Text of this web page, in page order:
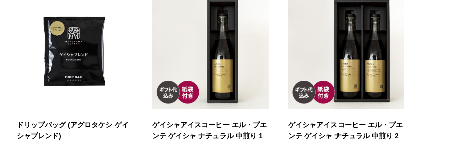
ドリップバッグ (アグロタケシ ゲイ
シャブレンド)
ゲイシャアイスコーヒー エル・プエ
ンテ ゲイシャ ナチュラル 中煎り 1
ゲイシャアイスコーヒー エル・プエ
ンテ ゲイシャ ナチュラル 中煎り 2